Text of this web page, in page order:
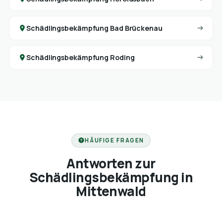
Schädlingsbekämpfung Bad Brückenau
Schädlingsbekämpfung Roding
HÄUFIGE FRAGEN
Antworten zur
Schädlingsbekämpfung in
Mittenwald